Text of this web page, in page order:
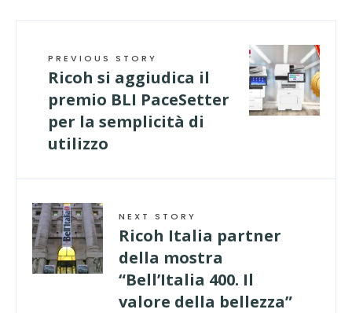
PREVIOUS STORY
Ricoh si aggiudica il
premio BLI PaceSetter
per la semplicità di
utilizzo
NEXT STORY
Ricoh Italia partner
della mostra
“Bell’Italia 400. Il
valore della bellezza”